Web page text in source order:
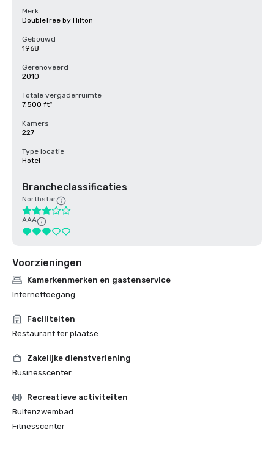
Merk
DoubleTree by Hilton
Gebouwd
1968
Gerenoveerd
2010
Totale vergaderruimte
7.500 ft²
Kamers
227
Type locatie
Hotel
Brancheclassificaties
Northstar
AAA
Voorzieningen
Kamerkenmerken en gastenservice
Internettoegang
Faciliteiten
Restaurant ter plaatse
Zakelijke dienstverlening
Businesscenter
Recreatieve activiteiten
Buitenzwembad
Fitnesscenter